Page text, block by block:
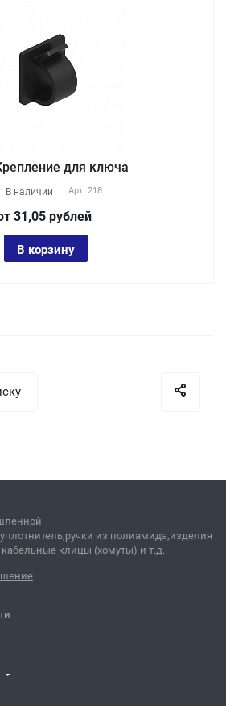
для ключа
В наличии Арт. 218
31,05 рублей
В корзину
из полиамида,изделия
клицы (хомуты) и т.д.